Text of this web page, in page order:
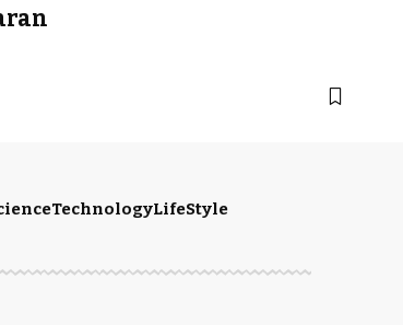
TechnologyLifeStyle